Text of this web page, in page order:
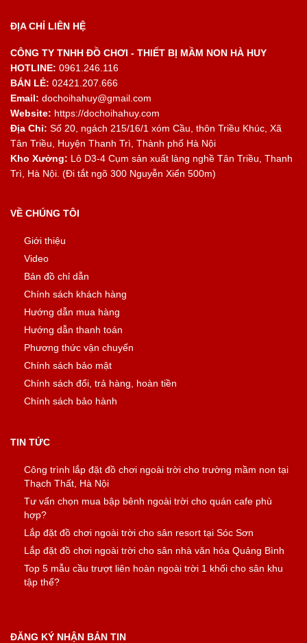
ĐỊA CHỈ LIÊN HỆ
CÔNG TY TNHH ĐỒ CHƠI - THIẾT BỊ MẦM NON HÀ HUY
HOTLINE: 0961.246.116
BÁN LẺ: 02421.207.666
Email: dochoihahuy@gmail.com
Website: https://dochoihahuy.com
Địa Chỉ: Số 20, ngách 215/16/1 xóm Cầu, thôn Triều Khúc, Xã
Tân Triều, Huyện Thanh Trì, Thành phố Hà Nội
Kho Xưởng: Lô D3-4 Cụm sản xuất làng nghề Tân Triều, Thanh
Trì, Hà Nội. (Đi tắt ngõ 300 Nguyễn Xiển 500m)
VỀ CHÚNG TÔI
Giới thiệu
Video
Bản đồ chỉ dẫn
Chính sách khách hàng
Hướng dẫn mua hàng
Hướng dẫn thanh toán
Phương thức vận chuyển
Chính sách bảo mật
Chính sách đổi, trả hàng, hoàn tiền
Chính sách bảo hành
TIN TỨC
Công trình lắp đặt đồ chơi ngoài trời cho trường mầm non tại
Thạch Thất, Hà Nội
Tư vấn chọn mua bập bênh ngoài trời cho quán cafe phù
hợp?
Lắp đặt đồ chơi ngoài trời cho sân resort tại Sóc Sơn
Lắp đặt đồ chơi ngoài trời cho sân nhà văn hóa Quảng Bình
Top 5 mẫu cầu trượt liên hoàn ngoài trời 1 khối cho sân khu
tập thể?
ĐĂNG KÝ NHẬN BẢN TIN